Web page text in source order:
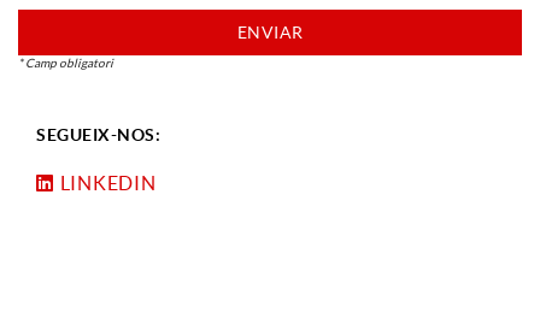
ENVIAR
* Camp obligatori
SEGUEIX-NOS:
LINKEDIN